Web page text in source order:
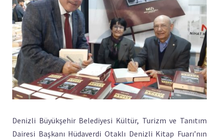
Denizli Büyükşehir Belediyesi Kültür, Turizm ve Tanıtım
Dairesi Başkanı Hüdaverdi Otaklı Denizli Kitap Fuarı’nın